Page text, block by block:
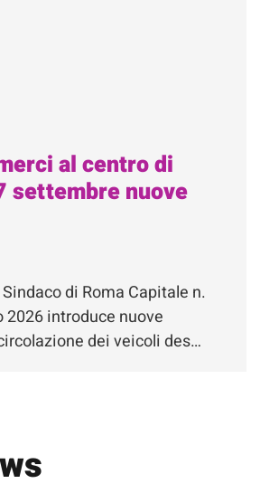
al centro di
settembre nuove
Sindaco di Roma Capitale n.
2026 introduce nuove
dei veicoli des…